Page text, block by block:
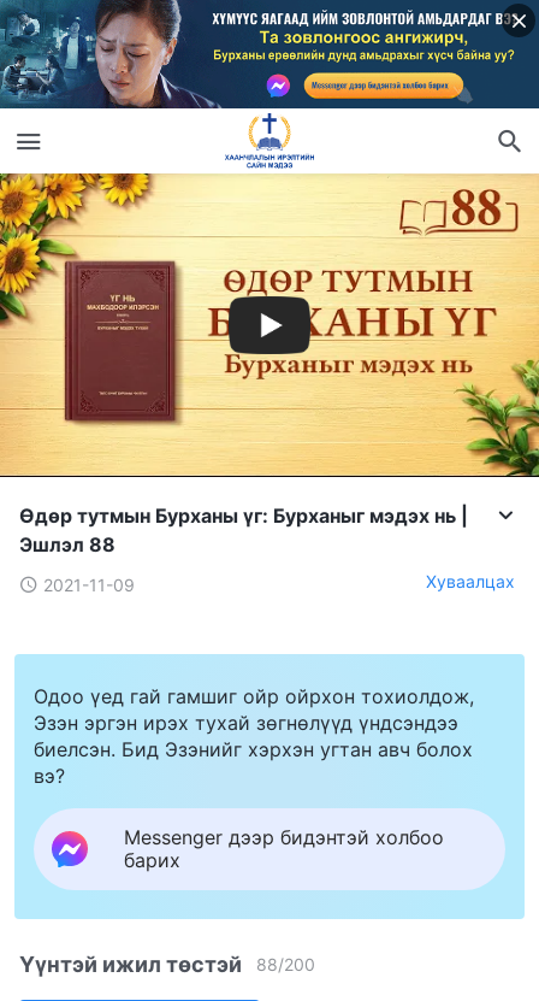
Өдөр тутмын Бурханы үг: Бурханыг мэдэх нь |
Эшлэл 88
2021-11-09 Хуваалцах
Одоо үед гай гамшиг ойр ойрхон тохиолдож,
Эзэн эргэн ирэх тухай зөгнөлүүд үндсэндээ
биелсэн. Бид Эзэнийг хэрхэн угтан авч болох
вэ?
Messenger дээр бидэнтэй холбоо
барих
Үүнтэй ижил төстэй 88/200